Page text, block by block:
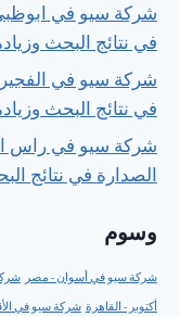
شركة سيو في
في نتائج البحث
شركة سيو في
في نتائج البحث
شركة سيو في راس
الصدارة في نتائج
وسوم
شركة سيو في أسوان - مصر
أكتوبر - القاهرة شركة سيو في